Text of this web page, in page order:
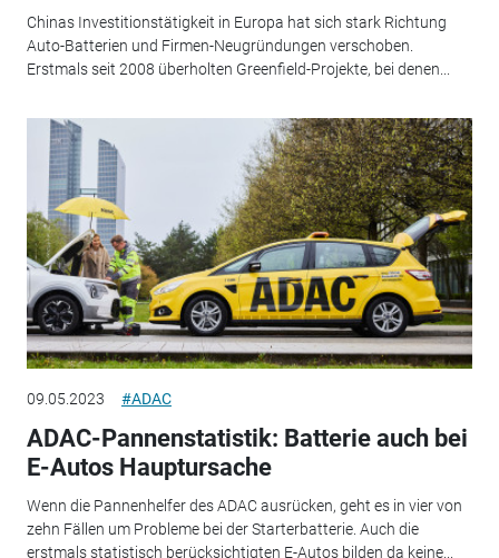
Chinas Investitionstätigkeit in Europa hat sich stark Richtung
Auto-Batterien und Firmen-Neugründungen verschoben.
Erstmals seit 2008 überholten Greenfield-Projekte, bei denen...
09.05.2023 #ADAC
ADAC-Pannenstatistik: Batterie auch bei
E-Autos Hauptursache
Wenn die Pannenhelfer des ADAC ausrücken, geht es in vier von
zehn Fällen um Probleme bei der Starterbatterie. Auch die
erstmals statistisch berücksichtigten E-Autos bilden da keine...